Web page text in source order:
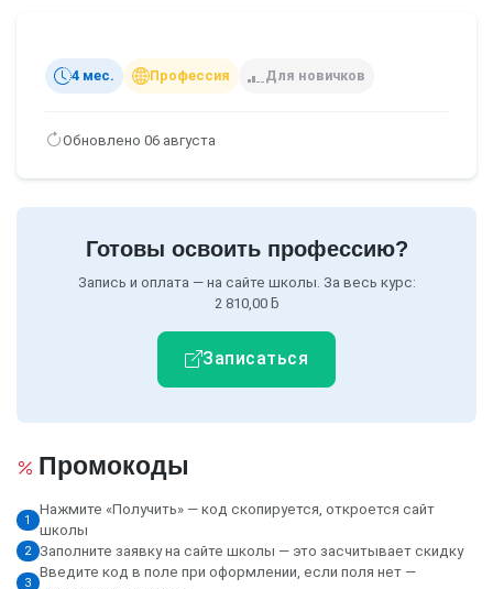
4 мес. Профессия Для новичков
Обновлено 06 августа
Готовы освоить профессию?
Запись и оплата — на сайте школы. За весь курс:
2 810,00 ƃ
Записаться
Промокоды
1
Нажмите «Получить» — код скопируется, откроется сайт
школы
2 Заполните заявку на сайте школы — это засчитывает скидку
3
Введите код в поле при оформлении, если поля нет —